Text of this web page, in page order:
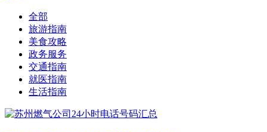
全部
旅游指南
美食攻略
政务服务
交通指南
就医指南
生活指南